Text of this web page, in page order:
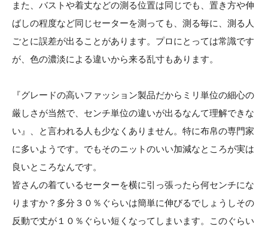
また、バストや着丈などの測る位置は同じでも、置き方や伸
ばしの程度など同じセーターを測っても、測る毎に、測る人
ごとに誤差が出ることがあります。プロにとっては常識です
が、色の濃淡による違いから来る乱寸もあります。
『グレードの高いファッション製品だからミリ単位の細心の
厳しさが当然で、センチ単位の違いが出るなんて理解できな
い』、と言われる人も少なくありません。特に布帛の専門家
に多いようです。でもそのニットのいい加減なところが実は
良いところなんです。
皆さんの着ているセーターを横に引っ張ったら何センチにな
りますか？多分３０％ぐらいは簡単に伸びるでしょうしその
反動で丈が１０％ぐらい短くなってしまいます。このぐらい